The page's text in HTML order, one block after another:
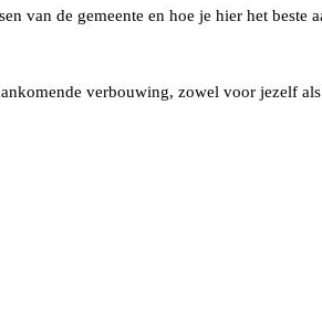
van de gemeente en hoe je hier het
verbouwing, zowel voor jezelf